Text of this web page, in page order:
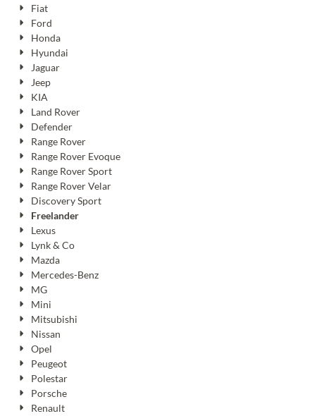
Fiat
Ford
Honda
Hyundai
Jaguar
Jeep
KIA
Land Rover
Defender
Range Rover
Range Rover Evoque
Range Rover Sport
Range Rover Velar
Discovery Sport
Freelander
Lexus
Lynk & Co
Mazda
Mercedes-Benz
MG
Mini
Mitsubishi
Nissan
Opel
Peugeot
Polestar
Porsche
Renault